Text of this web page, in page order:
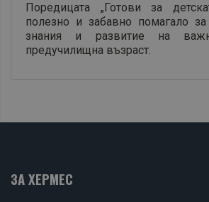
Поредицата „Готови за
полезно и забавно помагало
знания и развитие на
предучилищна възраст.
ЗА ХЕРМЕС